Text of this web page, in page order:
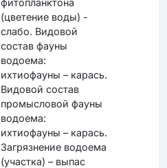
фитопланктона
(цветение воды) -
слабо. Видовой
состав фауны
водоема:
ихтиофауны – карась.
Видовой состав
промысловой фауны
водоема:
ихтиофауны – карась.
Загрязнение водоема
(участка) – выпас